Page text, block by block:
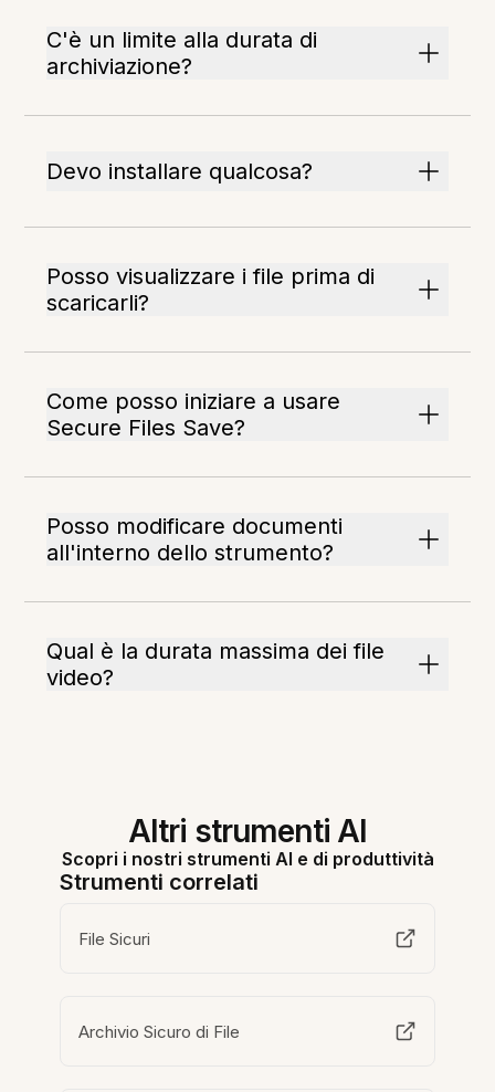
C'è un limite alla durata di
archiviazione?
Devo installare qualcosa?
Posso visualizzare i file prima di
scaricarli?
Come posso iniziare a usare
Secure Files Save?
Posso modificare documenti
all'interno dello strumento?
Qual è la durata massima dei file
video?
Altri strumenti AI
Scopri i nostri strumenti AI e di produttività
Strumenti correlati
File Sicuri
Archivio Sicuro di File